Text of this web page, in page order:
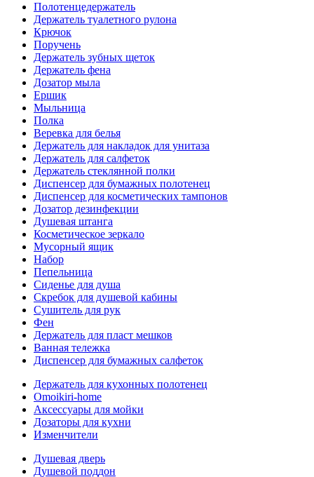
Полотенцедержатель
Держатель туалетного рулона
Крючок
Поручень
Держатель зубных щеток
Держатель фена
Дозатор мыла
Eршик
Мыльница
Полка
Веревка для белья
Держатель для накладок для унитаза
Держатель для салфеток
Держатель стеклянной полки
Диспенсер для бумажных полотенец
Диспенсер для косметических тампонов
Дозатор дезинфекции
Душевая штанга
Косметическое зеркало
Мусорный ящик
Набор
Пепельница
Сиденье для душа
Скребок для душевой кабины
Сушитель для рук
Фен
Держатель для пласт мешков
Ванная тележка
Диспенсер для бумажных салфеток
Держатель для кухонных полотенец
Omoikiri-home
Аксессуары для мойки
Дозаторы для кухни
Изменчители
Душевая дверь
Душевой поддон